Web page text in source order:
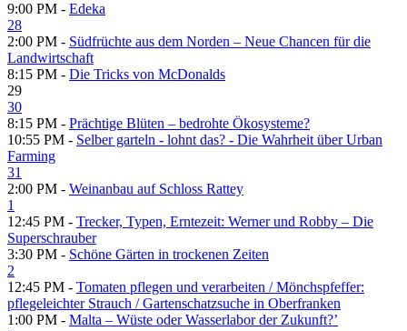
9:00 PM - Edeka
28
2:00 PM - Südfrüchte aus dem Norden – Neue Chancen für die
Landwirtschaft
8:15 PM - Die Tricks von McDonalds
29
30
8:15 PM - Prächtige Blüten – bedrohte Ökosysteme?
10:55 PM - Selber garteln - lohnt das? - Die Wahrheit über Urban
Farming
31
2:00 PM - Weinanbau auf Schloss Rattey
1
12:45 PM - Trecker, Typen, Erntezeit: Werner und Robby – Die
Superschrauber
3:30 PM - Schöne Gärten in trockenen Zeiten
2
12:45 PM - Tomaten pflegen und verarbeiten /​ Mönchspfeffer:
pflegeleichter Strauch /​ Gartenschatzsuche in Oberfranken
1:00 PM - Malta – Wüste oder Wasserlabor der Zukunft?’